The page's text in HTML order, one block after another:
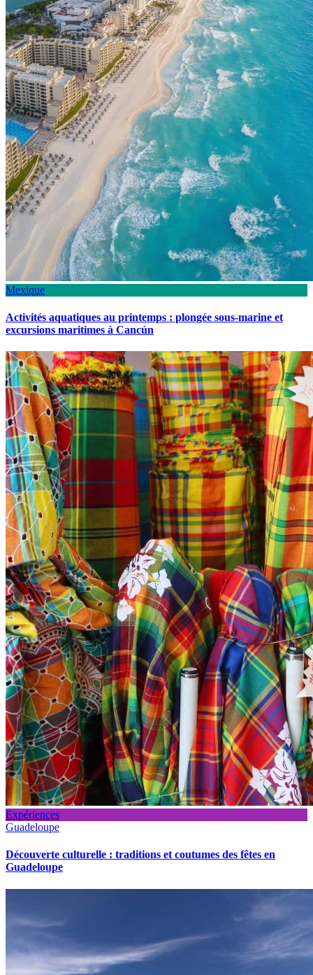
Mexique
Activités aquatiques au printemps : plongée sous-marine et
excursions maritimes à Cancún
Expériences
Guadeloupe
Découverte culturelle : traditions et coutumes des fêtes en
Guadeloupe